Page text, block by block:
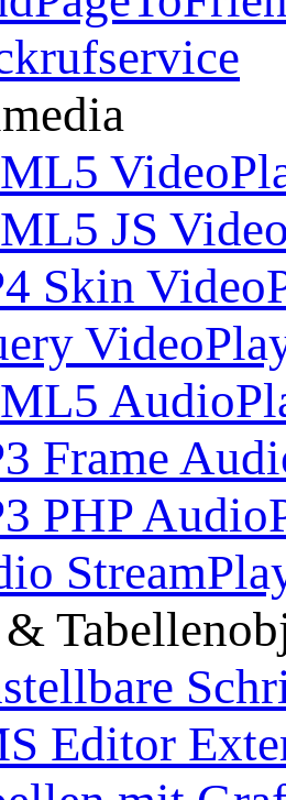
JS
Skin
Frame
PHP
Editor